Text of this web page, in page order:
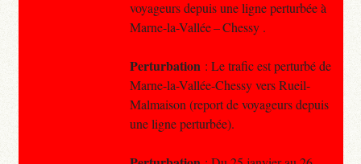
voyageurs depuis une ligne perturbée à
Marne-la-Vallée – Chessy .
Perturbation : Le trafic est perturbé de
Marne-la-Vallée-Chessy vers Rueil-
Malmaison (report de voyageurs depuis
une ligne perturbée).